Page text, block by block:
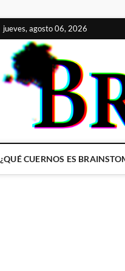
jueves, agosto 06, 2026
¿QUÉ CUERNOS ES